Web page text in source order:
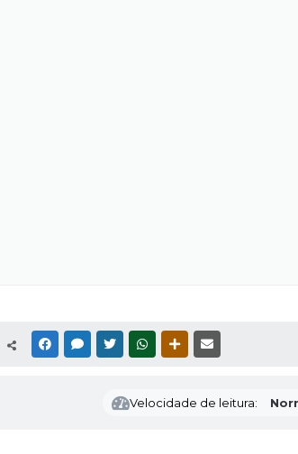
FACEBOOKMESSENGER
TWITTERWHATSAPPOUTRAS MÍDIAS
Velocidade de leitura: